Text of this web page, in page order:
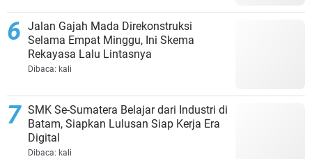
Jalan Gajah Mada Direkonstruksi
Selama Empat Minggu, Ini Skema
Rekayasa Lalu Lintasnya
Dibaca: kali
SMK Se-Sumatera Belajar dari Industri di
Batam, Siapkan Lulusan Siap Kerja Era
Digital
Dibaca: kali